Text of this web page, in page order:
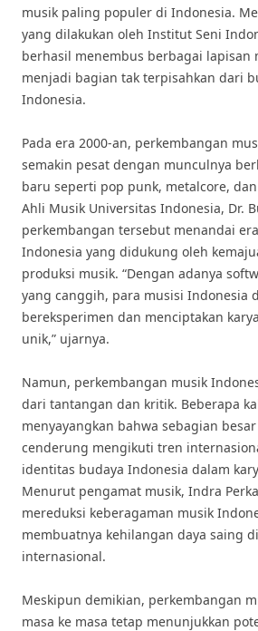
musik paling populer di Indonesia.
yang dilakukan oleh Institut Seni
berhasil menembus berbagai lapisan
menjadi bagian tak terpisahkan dari
Indonesia.
Pada era 2000-an, perkembangan
semakin pesat dengan munculnya
baru seperti pop punk, metalcore,
Ahli Musik Universitas Indonesia, Dr.
perkembangan tersebut menandai
Indonesia yang didukung oleh
produksi musik. “Dengan adanya
yang canggih, para musisi Indonesia
bereksperimen dan menciptakan
unik,” ujarnya.
Namun, perkembangan musik
dari tantangan dan kritik. Beberapa
menyayangkan bahwa sebagian
cenderung mengikuti tren
identitas budaya Indonesia dalam
Menurut pengamat musik, Indra
mereduksi keberagaman musik
membuatnya kehilangan daya saing
internasional.
Meskipun demikian, perkembangan
masa ke masa tetap menunjukkan